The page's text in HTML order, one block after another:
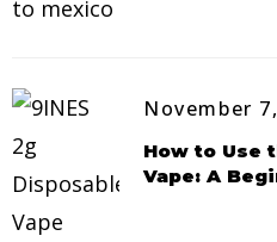
November
How to Use
Vape: A